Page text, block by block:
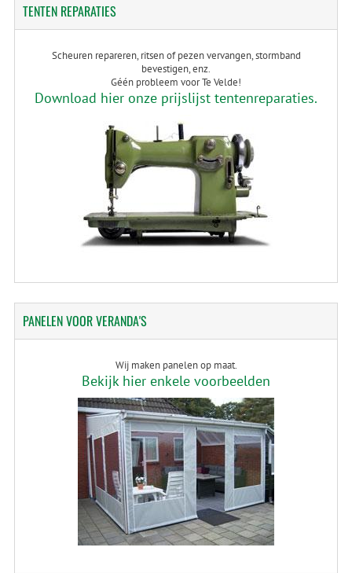
TENTENREPARATIES
Scheuren repareren, ritsen of pezen vervangen, stormband
bevestigen, enz.
Géén probleem voor Te Velde!
Download hier onze prijslijst tentenreparaties.
PANELENVOOR VERANDA'S
Wij maken panelen op maat.
Bekijk hier enkele voorbeelden